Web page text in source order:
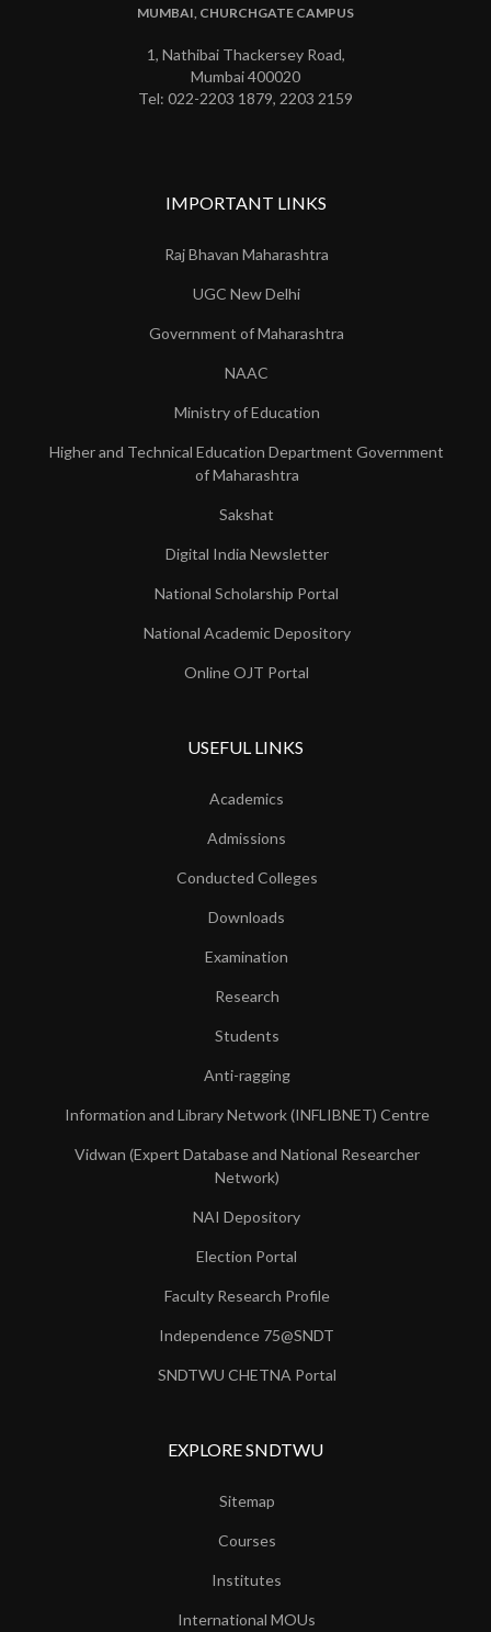
MUMBAI, CHURCHGATE CAMPUS
1, Nathibai Thackersey Road,
Mumbai 400020
Tel: 022-2203 1879, 2203 2159
IMPORTANT LINKS
Raj Bhavan Maharashtra
UGC New Delhi
Government of Maharashtra
NAAC
Ministry of Education
Higher and Technical Education Department Government
of Maharashtra
Sakshat
Digital India Newsletter
National Scholarship Portal
National Academic Depository
Online OJT Portal
USEFUL LINKS
Academics
Admissions
Conducted Colleges
Downloads
Examination
Research
Students
Anti-ragging
Information and Library Network (INFLIBNET) Centre
Vidwan (Expert Database and National Researcher
Network)
NAI Depository
Election Portal
Faculty Research Profile
Independence 75@SNDT
SNDTWU CHETNA Portal
EXPLORE SNDTWU
Sitemap
Courses
Institutes
International MOUs